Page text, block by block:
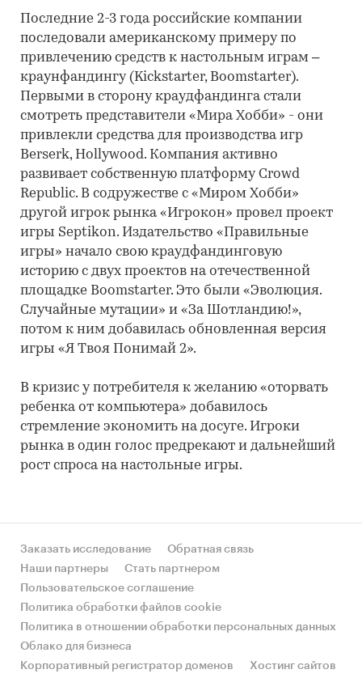
Последние 2-3 года российские компании
последовали американскому примеру по
привлечению средств к настольным играм –
краунфандингу (Kickstarter, Boomstarter).
Первыми в сторону краудфандинга стали
смотреть представители «Мира Хобби» - они
привлекли средства для производства игр
Berserk, Hollywood. Компания активно
развивает собственную платформу Crowd
Republic. В содружестве с «Миром Хобби»
другой игрок рынка «Игрокон» провел проект
игры Septikon. Издательство «Правильные
игры» начало свою краудфандинговую
историю с двух проектов на отечественной
площадке Boomstarter. Это были «Эволюция.
Случайные мутации» и «За Шотландию!»,
потом к ним добавилась обновленная версия
игры «Я Твоя Понимай 2».
В кризис у потребителя к желанию «оторвать
ребенка от компьютера» добавилось
стремление экономить на досуге. Игроки
рынка в один голос предрекают и дальнейший
рост спроса на настольные игры.
Заказать исследование
Обратная связь
Наши партнеры
Стать партнером
Пользовательское соглашение
Политика обработки файлов cookie
Политика в отношении обработки персональных данных
Облако для бизнеса
Корпоративный регистратор доменов
Хостинг сайтов